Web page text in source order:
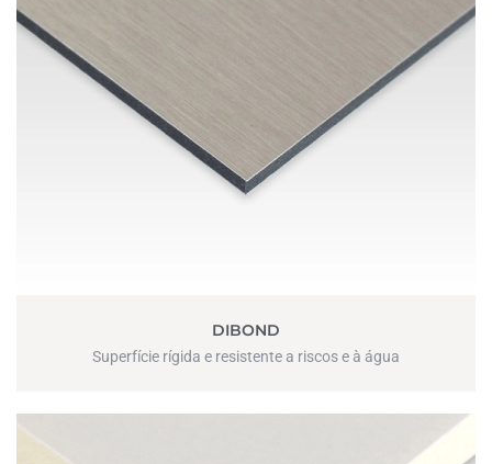
DIBOND
Superfície rígida e resistente a riscos e à água